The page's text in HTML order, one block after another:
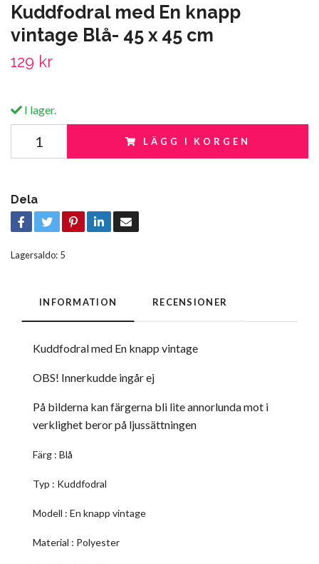
Kuddfodral med En knapp
vintage Blå- 45 x 45 cm
129 kr
I lager.
LÄGG I KORGEN
Dela
Lagersaldo: 5
INFORMATION RECENSIONER
Kuddfodral med En knapp vintage
OBS! Innerkudde ingår ej
På bilderna kan färgerna bli lite annorlunda mot i
verklighet beror på ljussättningen
Färg : Blå
Typ : Kuddfodral
Modell : En knapp vintage
Material : Polyester